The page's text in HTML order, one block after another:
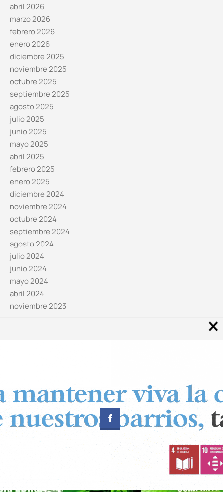
abril 2026
marzo 2026
febrero 2026
enero 2026
diciembre 2025
noviembre 2025
octubre 2025
septiembre 2025
agosto 2025
julio 2025
junio 2025
mayo 2025
abril 2025
febrero 2025
enero 2025
diciembre 2024
noviembre 2024
octubre 2024
septiembre 2024
agosto 2024
julio 2024
junio 2024
mayo 2024
abril 2024
noviembre 2023